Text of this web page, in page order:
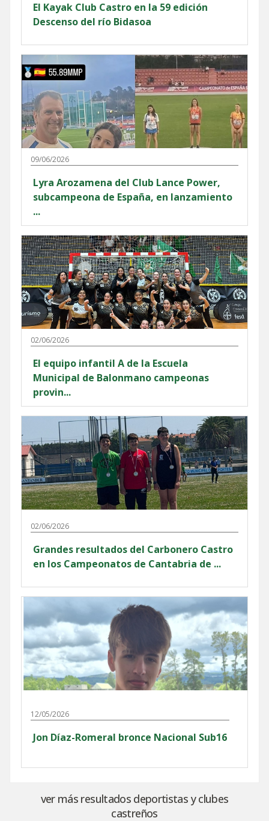
El Kayak Club Castro en la 59 edición
Descenso del río Bidasoa
09/06/2026
Lyra Arozamena del Club Lance Power,
subcampeona de España, en lanzamiento
...
02/06/2026
El equipo infantil A de la Escuela
Municipal de Balonmano campeonas
provin...
02/06/2026
Grandes resultados del Carbonero Castro
en los Campeonatos de Cantabria de ...
12/05/2026
Jon Díaz-Romeral bronce Nacional Sub16
ver más resultados deportistas y clubes
castreños